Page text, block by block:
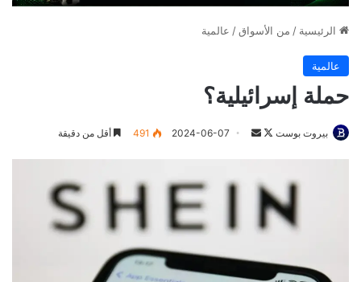
الرئيسية / من الأسواق/ عالمية
عالمية
حملة إسرائيلية؟
بيروت بوست
تابعأرسل 2024-06-07
491 أقل من دقيقة